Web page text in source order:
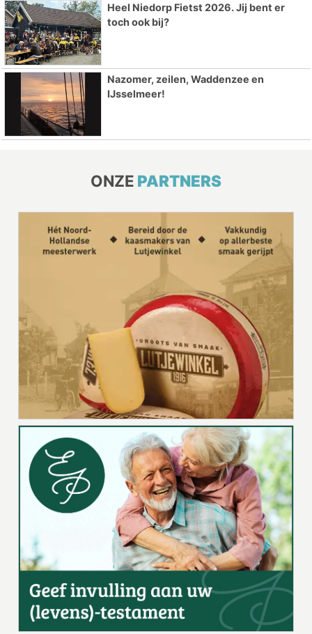
Heel Niedorp Fietst 2026. Jij bent er
toch ook bij?
Nazomer, zeilen, Waddenzee en
IJsselmeer!
ONZE PARTNERS